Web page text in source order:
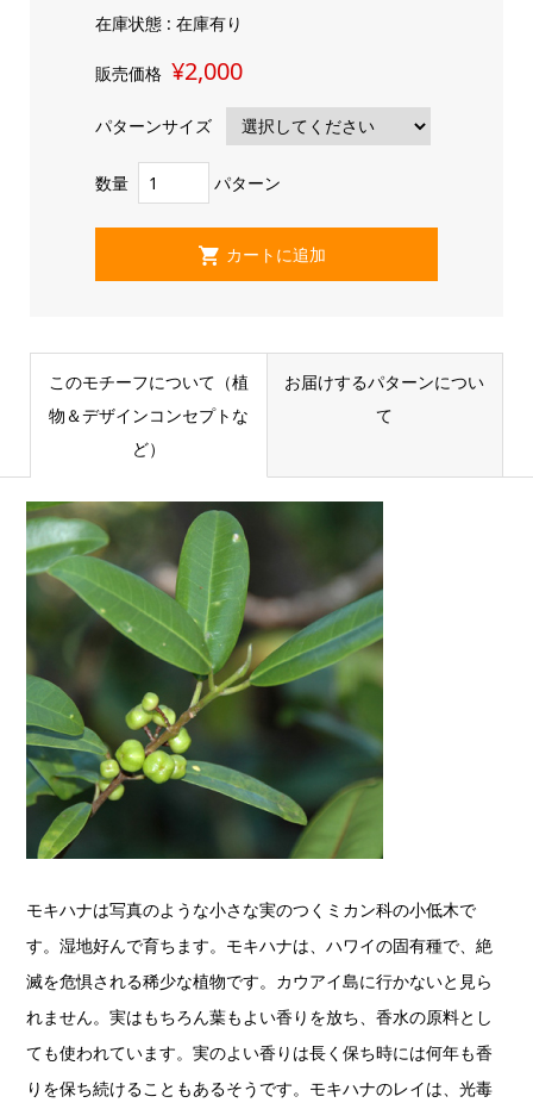
在庫状態 : 在庫有り
販売価格 ¥2,000
パターンサイズ
数量 パターン
このモチーフについて（植
物＆デザインコンセプトな
ど）
お届けするパターンについ
て
モキハナは写真のような小さな実のつくミカン科の小低木で
す。湿地好んで育ちます。モキハナは、ハワイの固有種で、絶
滅を危惧される稀少な植物です。カウアイ島に行かないと見ら
れません。実はもちろん葉もよい香りを放ち、香水の原料とし
ても使われています。実のよい香りは長く保ち時には何年も香
りを保ち続けることもあるそうです。モキハナのレイは、光毒